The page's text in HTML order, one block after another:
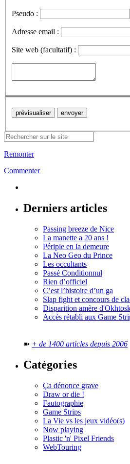
Pseudo :
Adresse email :
Site web (facultatif) :
Remonter
Commenter
Derniers articles
Passing breeze de Nice
La manette a 20 ans !
Périple en la demeure
La Neo Geo du Prince
Les occultants
Passé Conditionnul
Rien d’officiel
C’est l’histoire d’un ga
Slap fight et concours de
Disparition amère
Accès rétabli aux Game
➽ + de 1400 articles depuis 2006
Catégories
Ça dénonce grave
Draw or die !
Fautographie
Game Strips
La Vie vs les jeux vidéo(s)
Now playing
Plastic 'n' Pixel Friends
WebTouring